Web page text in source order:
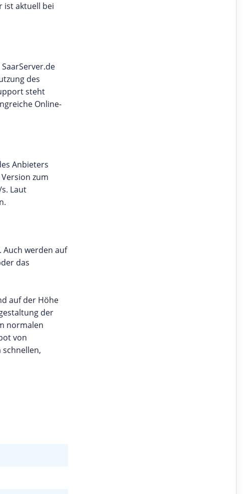
ist aktuell bei
des
steht
Online-
Anbieters
zum
Laut
Auch werden auf
das
auf der Höhe
der
normalen
von
schnellen,